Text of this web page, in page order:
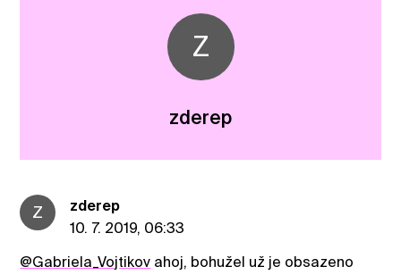
Z
zderep
Z
zderep
10. 7. 2019, 06:33
@Gabriela_Vojtikov ahoj, bohužel už je obsazeno